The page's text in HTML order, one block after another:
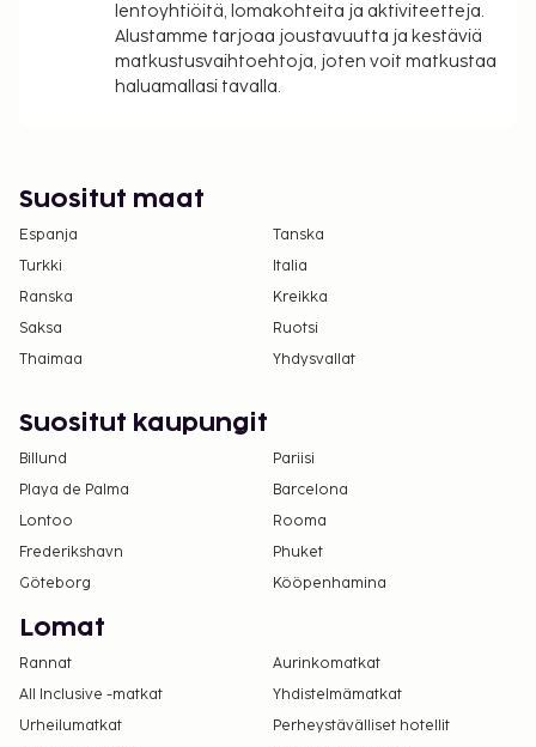
lentoyhtiöitä, lomakohteita ja aktiviteetteja.
Alustamme tarjoaa joustavuutta ja kestäviä
matkustusvaihtoehtoja, joten voit matkustaa
haluamallasi tavalla.
Suositut maat
Espanja
Tanska
Turkki
Italia
Ranska
Kreikka
Saksa
Ruotsi
Thaimaa
Yhdysvallat
Suositut kaupungit
Billund
Pariisi
Playa de Palma
Barcelona
Lontoo
Rooma
Frederikshavn
Phuket
Göteborg
Kööpenhamina
Lomat
Rannat
Aurinkomatkat
All Inclusive -matkat
Yhdistelmämatkat
Urheilumatkat
Perheystävälliset hotellit